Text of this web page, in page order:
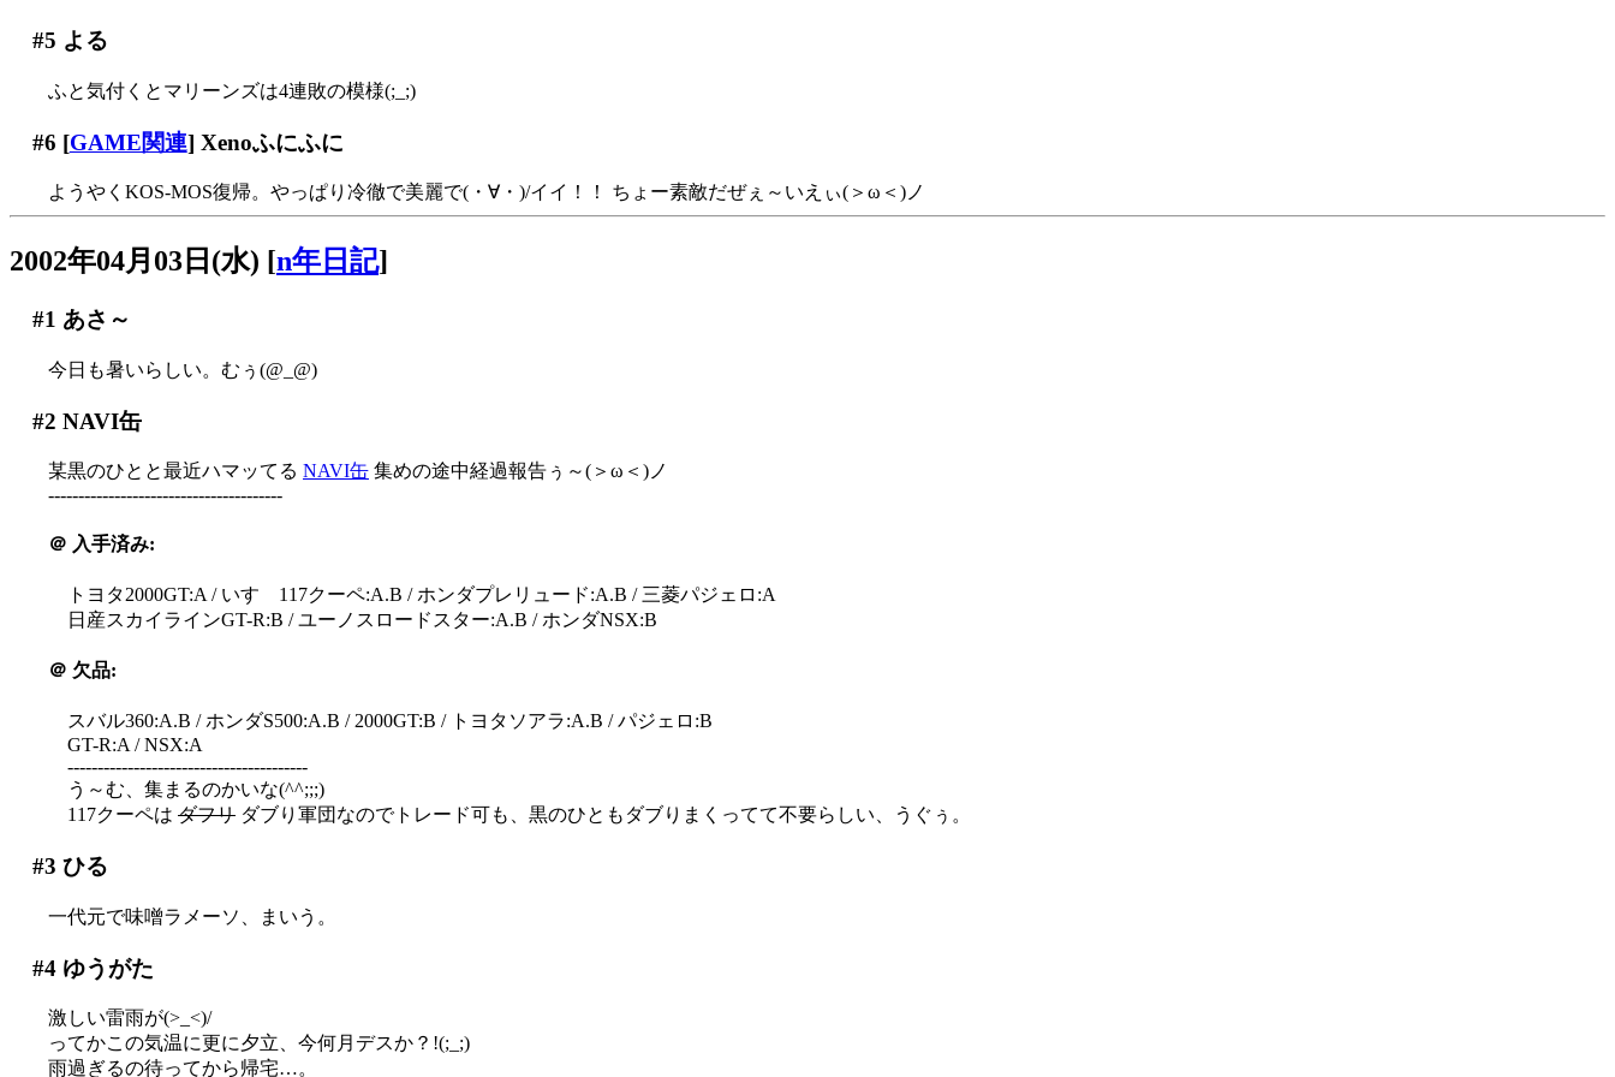
#5 よる
ふと気付くとマリーンズは4連敗の模様(;_;)
#6 [GAME関連] Xenoふにふに
ようやくKOS-MOS復帰。やっぱり冷徹で美麗で(・∀・)/イイ！！ ちょー素敵だぜぇ～いえぃ(＞ω＜)ノ
2002年04月03日(水) [n年日記]
#1 あさ～
今日も暑いらしい。むぅ(@_@)
#2 NAVI缶
某黒のひとと最近ハマッてる NAVI缶 集めの途中経過報告ぅ～(＞ω＜)ノ
---------------------------------------
＠ 入手済み:
トヨタ2000GT:A / いすゞ117クーペ:A.B / ホンダプレリュード:A.B / 三菱パジェロ:A
日産スカイラインGT-R:B / ユーノスロードスター:A.B / ホンダNSX:B
＠ 欠品:
スバル360:A.B / ホンダS500:A.B / 2000GT:B / トヨタソアラ:A.B / パジェロ:B
GT-R:A / NSX:A
----------------------------------------
う～む、集まるのかいな(^^;;;)
117クーペは ダフリ ダブり軍団なのでトレード可も、黒のひともダブりまくってて不要らしい、うぐぅ。
#3 ひる
一代元で味噌ラメーソ、まいう。
#4ゆうがた
激しい雷雨が(>_<)/
ってかこの気温に更に夕立、今何月デスか？!(;_;)
雨過ぎるの待ってから帰宅…。